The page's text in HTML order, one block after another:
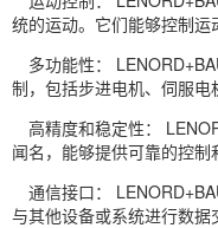
统的运动。它们能够控制运
多功能性：
制，包括步进电机、伺服电
高精度和稳定性：
闻名，能够提供可靠的控制
通信接口：
与其他设备或系统进行数据